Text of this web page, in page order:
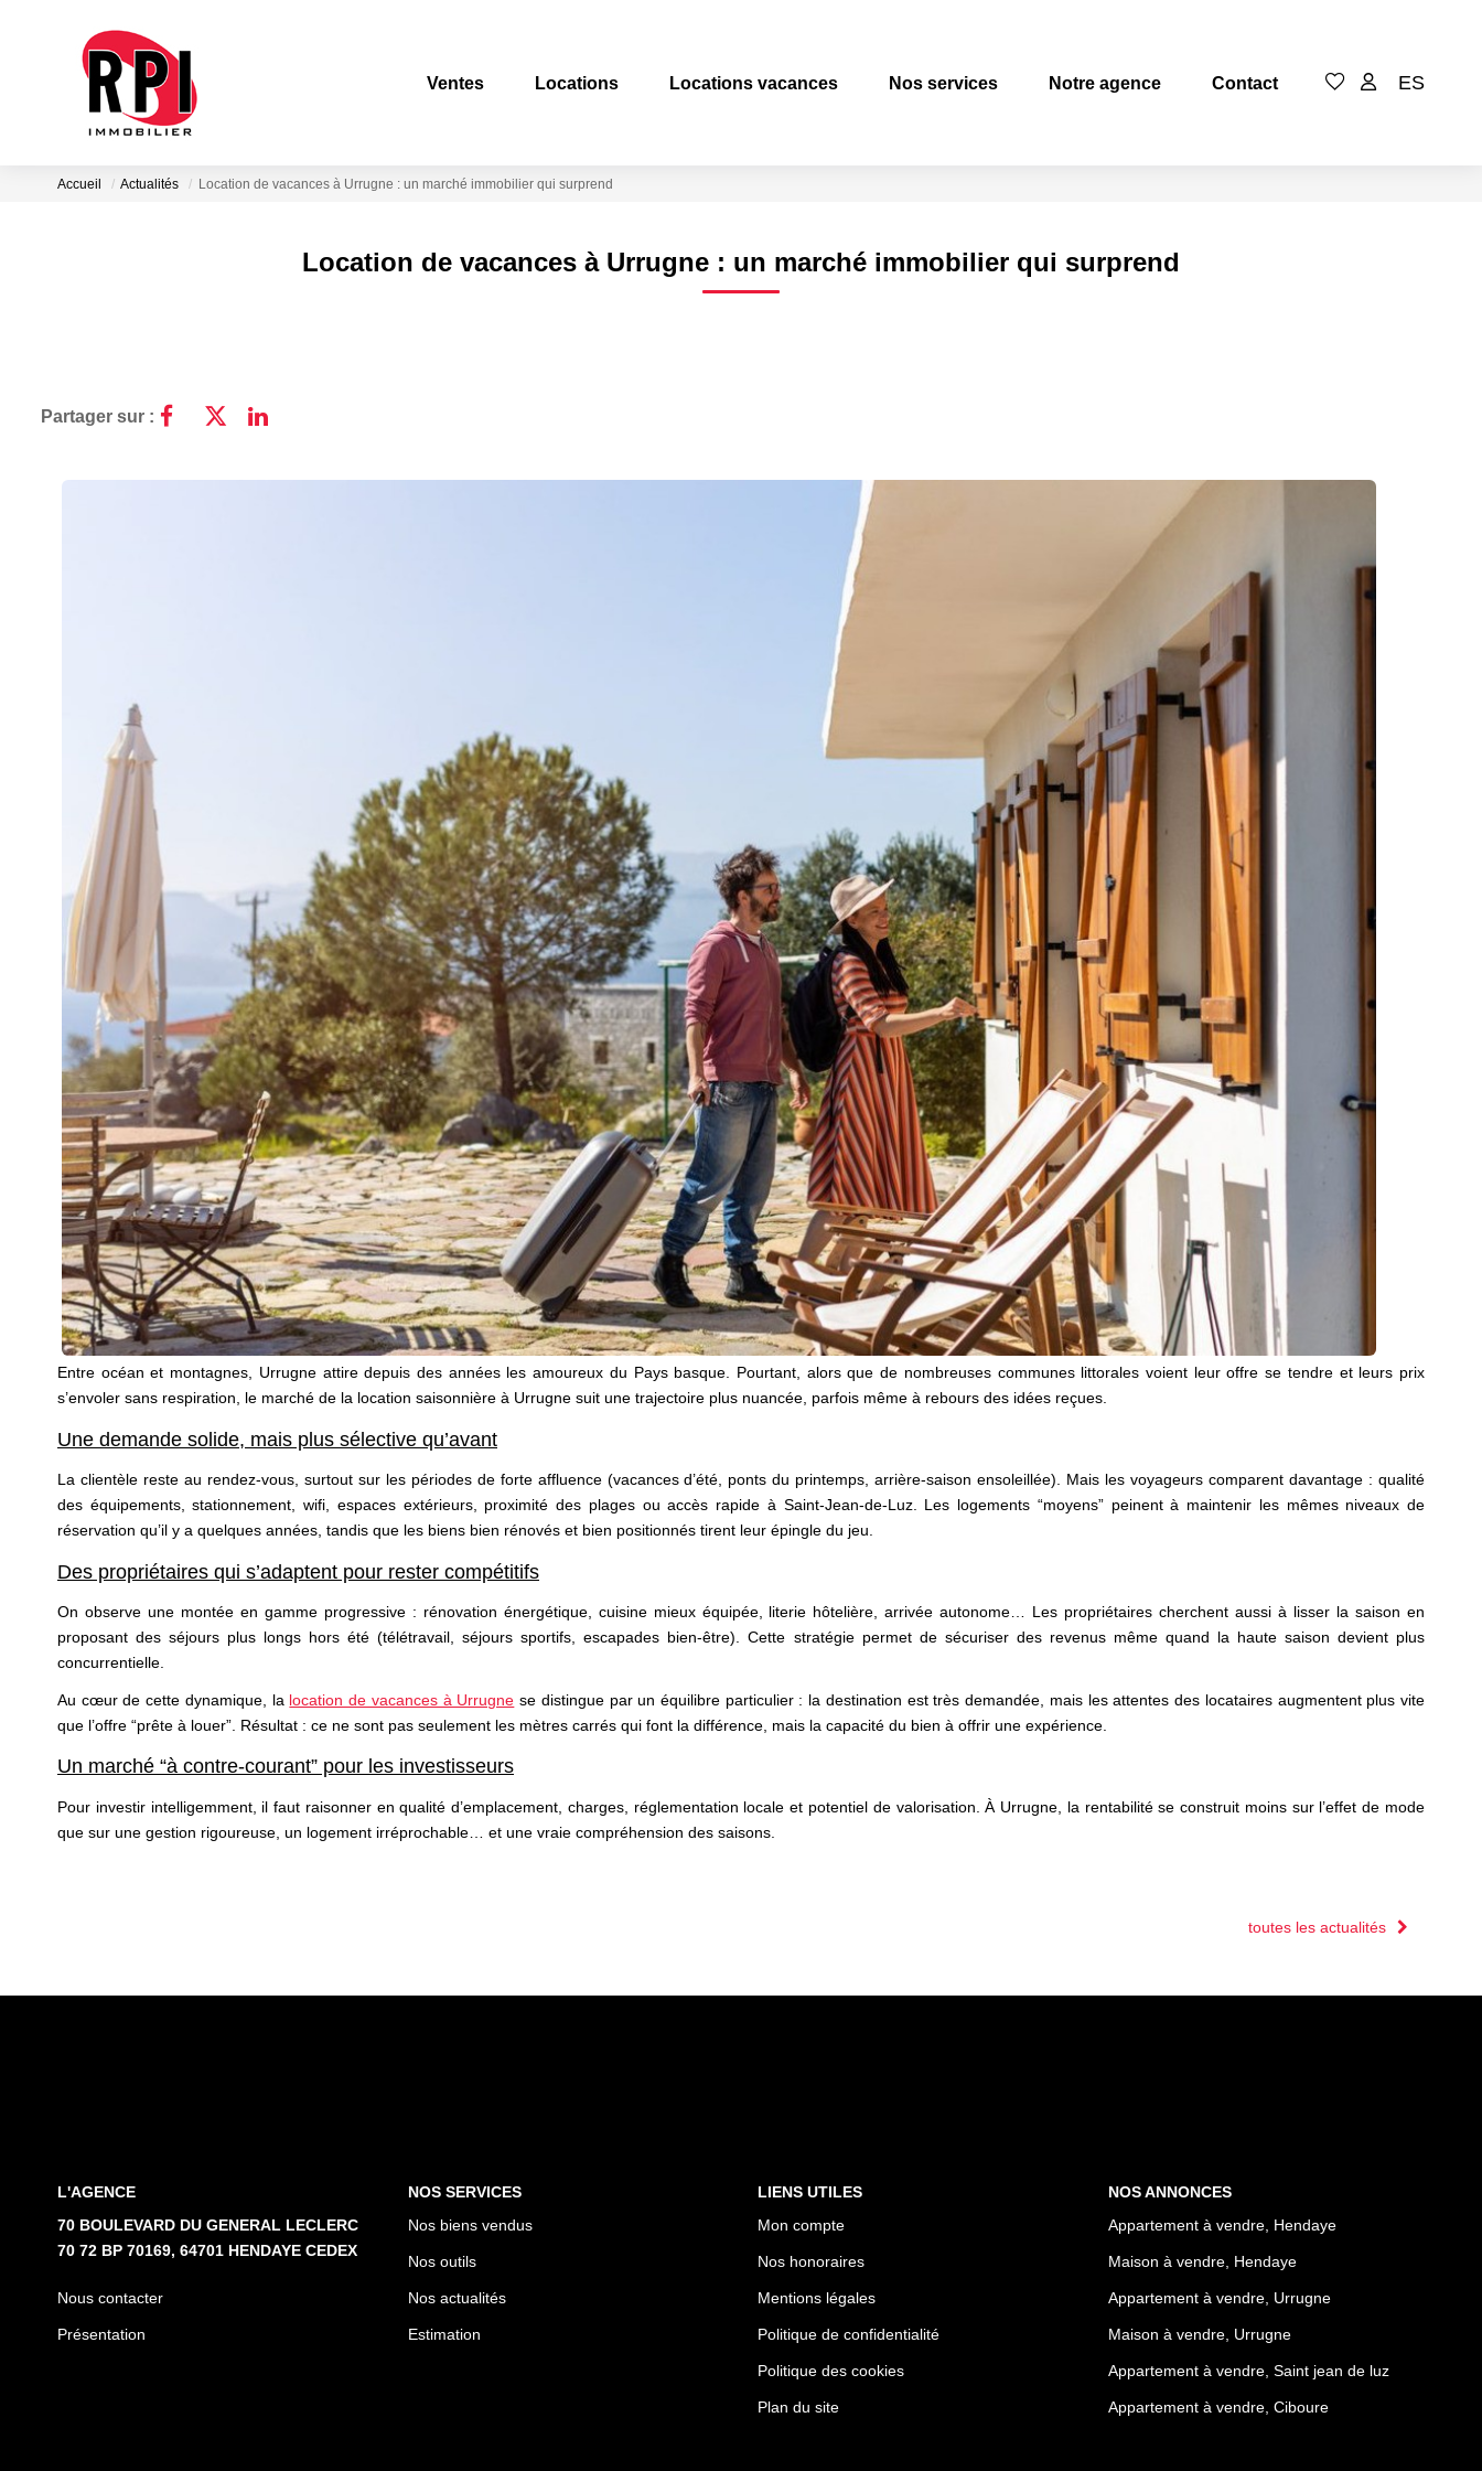
Ventes Locations Locations vacances Nos services Notre agence Contact ES
Accueil Actualités Location de vacances à Urrugne : un marché immobilier qui surprend
Location de vacances à Urrugne : un marché immobilier qui surprend
Partager sur :
Entre océan et montagnes, Urrugne attire depuis des années les amoureux du Pays basque. Pourtant, alors que de nombreuses communes littorales voient leur offre se tendre et leurs prix
s’envoler sans respiration, le marché de la location saisonnière à Urrugne suit une trajectoire plus nuancée, parfois même à rebours des idées reçues.
Une demande solide, mais plus sélective qu’avant
La clientèle reste au rendez-vous, surtout sur les périodes de forte affluence (vacances d’été, ponts du printemps, arrière-saison ensoleillée). Mais les voyageurs comparent davantage : qualité
des équipements, stationnement, wifi, espaces extérieurs, proximité des plages ou accès rapide à Saint-Jean-de-Luz. Les logements “moyens” peinent à maintenir les mêmes niveaux de
réservation qu’il y a quelques années, tandis que les biens bien rénovés et bien positionnés tirent leur épingle du jeu.
Des propriétaires qui s’adaptent pour rester compétitifs
On observe une montée en gamme progressive : rénovation énergétique, cuisine mieux équipée, literie hôtelière, arrivée autonome… Les propriétaires cherchent aussi à lisser la saison en
proposant des séjours plus longs hors été (télétravail, séjours sportifs, escapades bien-être). Cette stratégie permet de sécuriser des revenus même quand la haute saison devient plus
concurrentielle.
Au cœur de cette dynamique, la location de vacances à Urrugne se distingue par un équilibre particulier : la destination est très demandée, mais les attentes des locataires augmentent plus vite
que l’offre “prête à louer”. Résultat : ce ne sont pas seulement les mètres carrés qui font la différence, mais la capacité du bien à offrir une expérience.
Un marché “à contre-courant” pour les investisseurs
Pour investir intelligemment, il faut raisonner en qualité d’emplacement, charges, réglementation locale et potentiel de valorisation. À Urrugne, la rentabilité se construit moins sur l’effet de mode
que sur une gestion rigoureuse, un logement irréprochable… et une vraie compréhension des saisons.
toutes les actualités
L'AGENCE
70 BOULEVARD DU GENERAL LECLERC
70 72 BP 70169, 64701 HENDAYE CEDEX
Nous contacter
Présentation
NOS SERVICES
Nos biens vendus
Nos outils
Nos actualités
Estimation
LIENS UTILES
Mon compte
Nos honoraires
Mentions légales
Politique de confidentialité
Politique des cookies
Plan du site
NOS ANNONCES
Appartement à vendre, Hendaye
Maison à vendre, Hendaye
Appartement à vendre, Urrugne
Maison à vendre, Urrugne
Appartement à vendre, Saint jean de luz
Appartement à vendre, Ciboure